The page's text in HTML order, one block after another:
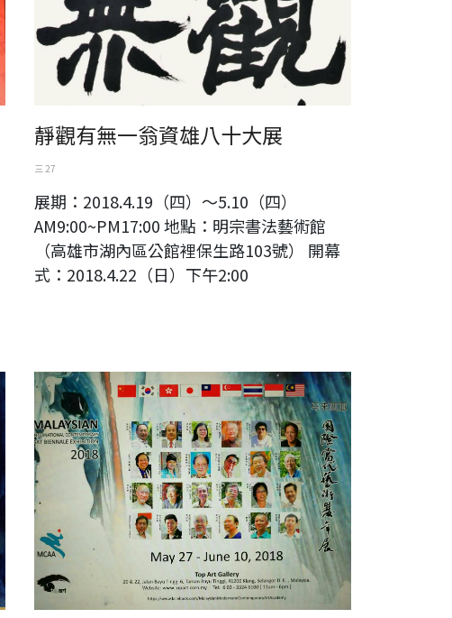
靜觀有無一翁資雄八十大展
三 27
展期：2018.4.19（四）～5.10（四）
AM9:00~PM17:00 地點：明宗書法藝術館
（高雄市湖內區公館裡保生路103號） 開幕
式：2018.4.22（日）下午2:00
馬來西亞國際當代藝術雙年展